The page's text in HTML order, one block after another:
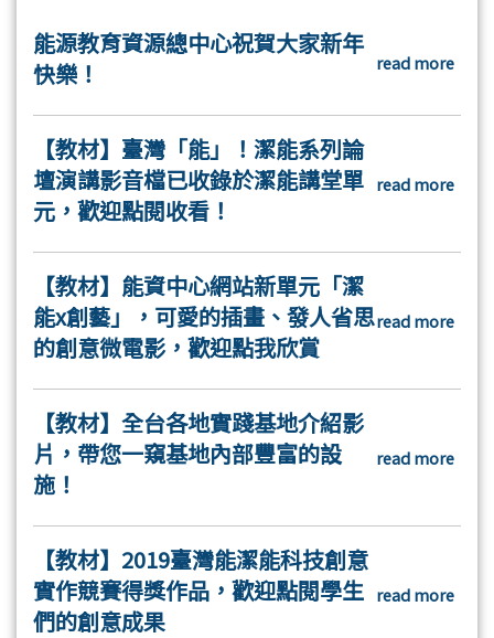
能源教育資源總中心祝賀大家新年
快樂！
read more
【教材】臺灣「能」！潔能系列論
壇演講影音檔已收錄於潔能講堂單
元，歡迎點閱收看！
read more
【教材】能資中心網站新單元「潔
能x創藝」，可愛的插畫、發人省思
的創意微電影，歡迎點我欣賞
read more
【教材】全台各地實踐基地介紹影
片，帶您一窺基地內部豐富的設
施！
read more
【教材】2019臺灣能潔能科技創意
實作競賽得獎作品，歡迎點閱學生
們的創意成果
read more